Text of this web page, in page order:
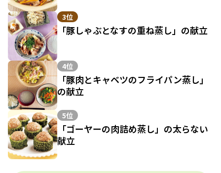
3位
「豚しゃぶとなすの重ね蒸し」の献立
4位
「豚肉とキャベツのフライパン蒸し」
の献立
5位
「ゴーヤーの肉詰め蒸し」の太らない
献立